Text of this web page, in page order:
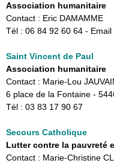
Association humanitaire
Contact : Eric DAMAMME
Tél : 06 84 92 60 64 - Email
Saint Vincent de Paul
Association humanitaire
Contact : Marie-Lou
6 place de la Fontaine -
Tél : 03 83 17 90 67
Secours Catholique
Lutter contre la pauvreté
Contact : Marie-Christine